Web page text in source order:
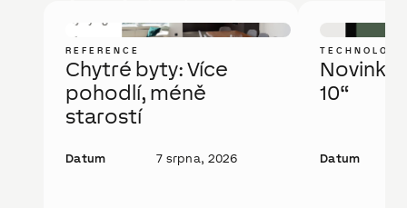
REFERENCE
Chytré byty: Více
pohodlí, méně
starostí
Datum 7 srpna, 2026
Novinka:
10“
Datum